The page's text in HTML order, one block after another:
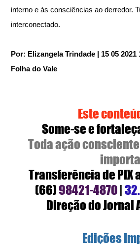
interno e às consciências ao derredor.
interconectado.
Por: Elizangela Trindade | 15 05
Folha do Vale
Este
Some-se e
Toda ação
Transferência de
(66) 98421-4870 |
Direção do Jornal
Edições